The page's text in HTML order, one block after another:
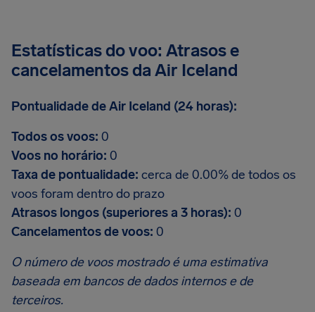
Estatísticas do voo: Atrasos e
cancelamentos da Air Iceland
Pontualidade de Air Iceland (24 horas):
Todos os voos: 0
Voos no horário: 0
Taxa de pontualidade: cerca de 0.00% de todos os
voos foram dentro do prazo
Atrasos longos (superiores a 3 horas): 0
Cancelamentos de voos: 0
O número de voos mostrado é uma estimativa
baseada em bancos de dados internos e de
terceiros.